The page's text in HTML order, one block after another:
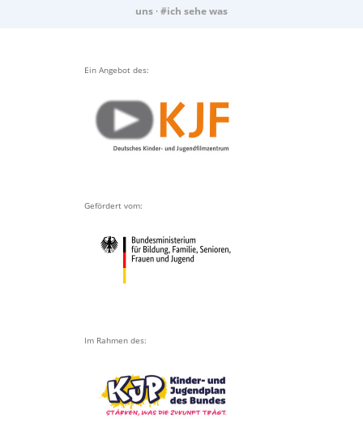
uns · #ich sehe was
Ein Angebot des:
Gefördert vom:
Im Rahmen des: